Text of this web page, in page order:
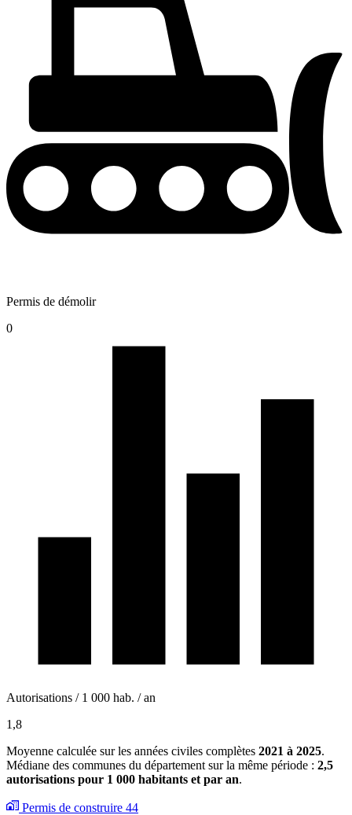
Permis de démolir
0
Autorisations / 1 000 hab. / an
1,8
Moyenne calculée sur les années civiles complètes 2021 à 2025.
Médiane des communes du département sur la même période : 2,5
autorisations pour 1 000 habitants et par an.
Permis de construire 44